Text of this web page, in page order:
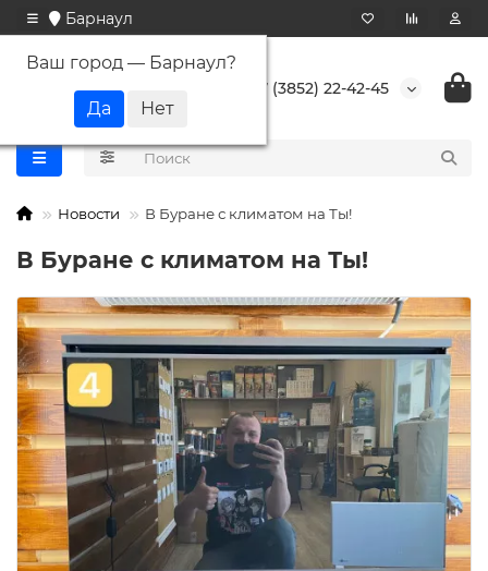
Барнаул
Ваш город — Барнаул?
+7 (3852) 22-42-45
Новости В Буране с климатом на Ты!
В Буране с климатом на Ты!